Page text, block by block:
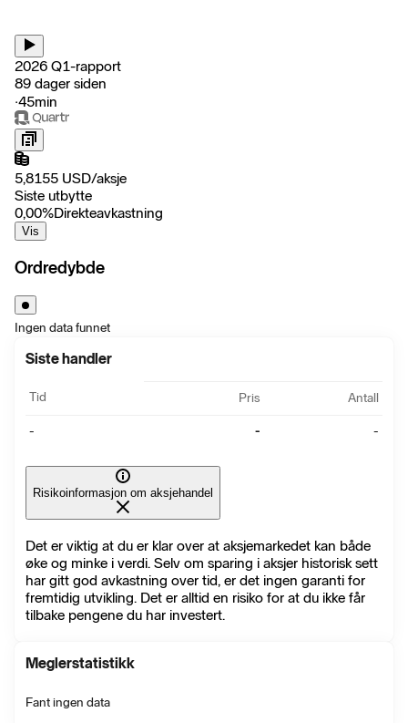
2026 Q1-rapport
89 dager siden
‧45min
5,8155 USD/aksje
Siste utbytte
0,00%Direkteavkastning
Vis
Ordredybde
Ingen data funnet
Siste handler
Tid Pris Antall
- - -
Risikoinformasjon om aksjehandel
Det er viktig at du er klar over at aksjemarkedet kan både
øke og minke i verdi. Selv om sparing i aksjer historisk sett
har gitt god avkastning over tid, er det ingen garanti for
fremtidig utvikling. Det er alltid en risiko for at du ikke får
tilbake pengene du har investert.
Meglerstatistikk
Fant ingen data